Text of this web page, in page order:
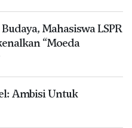
Mahasiswa LSPR
“Moeda
Ambisi Untuk